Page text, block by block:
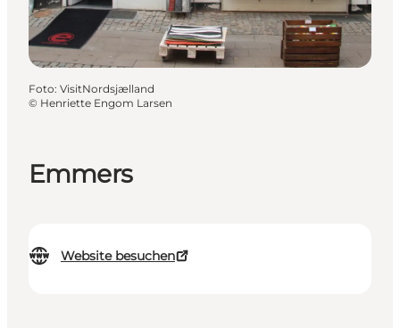
Emmers
Website besuchen
Foto: VisitNordsjælland
© Henriette Engom Larsen